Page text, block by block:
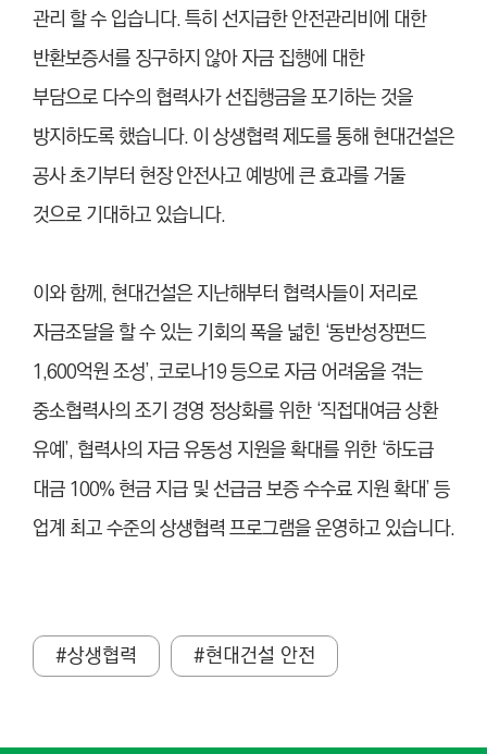
관리 할 수 입습니다. 특히 선지급한 안전관리비에 대한
반환보증서를 징구하지 않아 자금 집행에 대한
부담으로 다수의 협력사가 선집행금을 포기하는 것을
방지하도록 했습니다. 이 상생협력 제도를 통해 현대건설은
공사 초기부터 현장 안전사고 예방에 큰 효과를 거둘
것으로 기대하고 있습니다.
이와 함께, 현대건설은 지난해부터 협력사들이 저리로
자금조달을 할 수 있는 기회의 폭을 넓힌 ‘동반성장펀드
1,600억원 조성’, 코로나19 등으로 자금 어려움을 겪는
중소협력사의 조기 경영 정상화를 위한 ‘직접대여금 상환
유예’, 협력사의 자금 유동성 지원을 확대를 위한 ‘하도급
대금 100% 현금 지급 및 선급금 보증 수수료 지원 확대’ 등
업계 최고 수준의 상생협력 프로그램을 운영하고 있습니다.
#상생협력 #현대건설 안전